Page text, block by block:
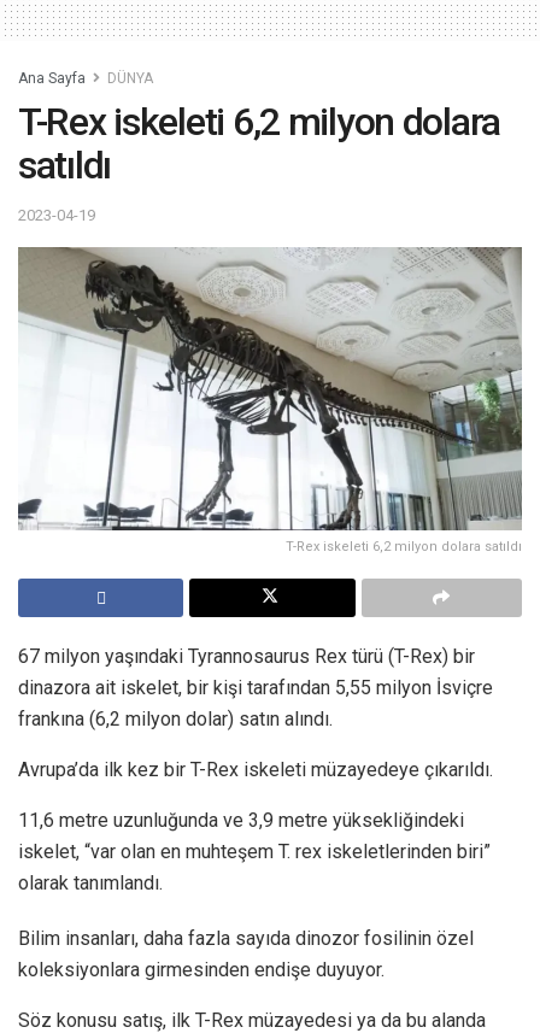
Ana Sayfa DÜNYA
T-Rex iskeleti 6,2 milyon dolara
satıldı
2023-04-19
T-Rex iskeleti 6,2 milyon dolara satıldı
67 milyon yaşındaki Tyrannosaurus Rex türü (T-Rex) bir
dinazora ait iskelet, bir kişi tarafından 5,55 milyon İsviçre
frankına (6,2 milyon dolar) satın alındı.
Avrupa’da ilk kez bir T-Rex iskeleti müzayedeye çıkarıldı.
11,6 metre uzunluğunda ve 3,9 metre yüksekliğindeki
iskelet, “var olan en muhteşem T. rex iskeletlerinden biri”
olarak tanımlandı.
Bilim insanları, daha fazla sayıda dinozor fosilinin özel
koleksiyonlara girmesinden endişe duyuyor.
Söz konusu satış, ilk T-Rex müzayedesi ya da bu alanda